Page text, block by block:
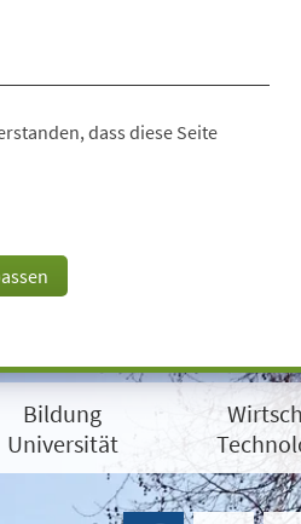
dass diese Seite
Bildung
Universität